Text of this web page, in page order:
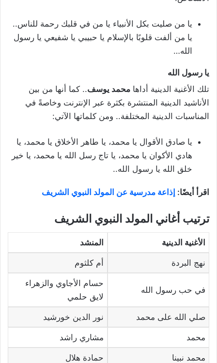
يا من صليت بكل الأنبياء يا من في قلبك رحمة للناس..
يا من ألفت قلوبًا بالإسلام يا حبيبي يا شفيعي يا رسول
الله…
يا رسول الله
تلك الأغنية الدينية أداها محمد يوسف.. كما أنها من بين
الأناشيد الدينية المنتشرة بكثرة عبر الإنترنت وخاصةً في
المناسبات الدينية المختلفة.. ومن كلماتها الآتي:
يا صادق الأقوال يا محمد، يا طاهر الأخلاق يا محمد، يا
هادي الأكوان يا محمد، يا تاج رسل الله يا محمد، يا خير
خلق الله يا رسول الله..
اقرأ أيضًا: إذاعة مدرسية عن المولد النبوي الشريف
ترتيب أغاني المولد النبوي الشريف
الأغنية الدينية المنشد
نهج البردة أم كلثوم
في حب رسول الله
حسام الأجاوي والزهراء
لايق حلمي
صلي الله على محمد نور الدين خورشيد
محمد مشاري راشد
محمد نبينا حمادة هلال